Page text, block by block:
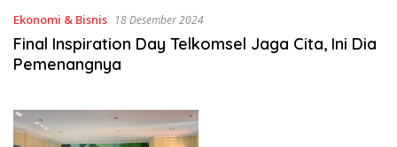
Ekonomi & Bisnis 18 Desember 2024
Final Inspiration Day Telkomsel Jaga Cita, Ini Dia
Pemenangnya